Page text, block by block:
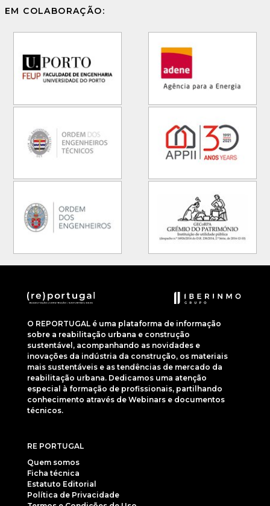
EM COLABORAÇÃO:
O REPORTUGAL é uma plataforma de informação
sobre a reabilitação urbana e construção
sustentável, acompanhando as novidades e
inovações da indústria da construção, os materiais
mais sustentáveis e as tendências de mercado da
reabilitação urbana. Dedicamos uma atenção
especial à formação de profissionais, partilhando
conhecimento através de Webinars e documentos
técnicos.
RE PORTUGAL
Quem somos
Ficha técnica
Estatuto Editorial
Política de Privacidade